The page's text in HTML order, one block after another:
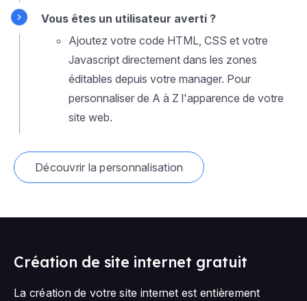
Vous êtes un utilisateur averti ?
Ajoutez votre code HTML, CSS et votre
Javascript directement dans les zones
éditables depuis votre manager. Pour
personnaliser de A à Z l'apparence de votre
site web.
Découvrir la personnalisation
Création de site internet gratuit
La création de votre site internet est entièrement